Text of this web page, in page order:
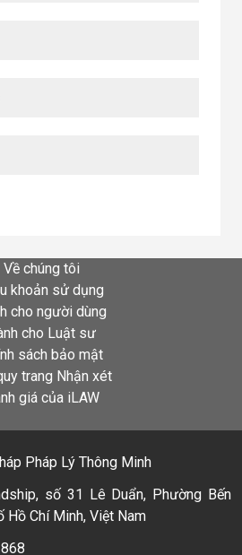
Về chúng tôi
khoản sử dụng
cho người dùng
cho Luật sư
sách bảo mật
trang Nhận xét
giá của iLAW
Pháp Lý Thông Minh
số 31 Lê Duẩn, Phường Bến
Hồ Chí Minh, Việt Nam